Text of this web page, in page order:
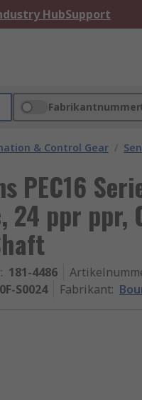
HubSupport
Fabrikantnummer
& Control Gear /
PEC16
24 ppr ppr,
: 181-4486
S0024
Fabrikant: